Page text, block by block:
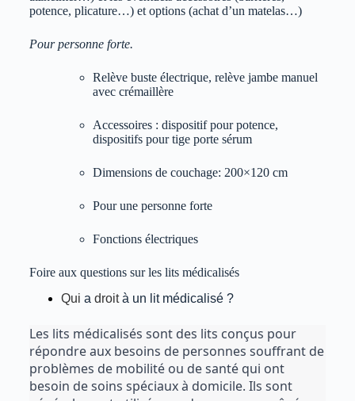
potence, plicature…) et options (achat d’un matelas…)
Pour personne forte.
Relève buste électrique, relève jambe manuel
avec crémaillère
Accessoires : dispositif pour potence,
dispositifs pour tige porte sérum
Dimensions de couchage: 200×120 cm
Pour une personne forte
Fonctions électriques
Foire aux questions sur les lits médicalisés
Qui a droità un lit médicalisé ?
Les lits médicalisés sont des lits conçus pour
répondre aux besoins de personnes souffrant de
problèmes de mobilité ou de santé qui ont
besoin de soins spéciaux à domicile. Ils sont